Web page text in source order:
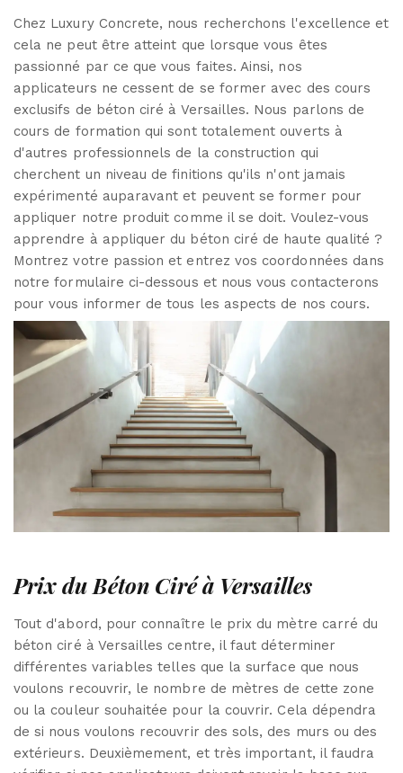
Chez Luxury Concrete, nous recherchons l'excellence et
cela ne peut être atteint que lorsque vous êtes
passionné par ce que vous faites. Ainsi, nos
applicateurs ne cessent de se former avec des cours
exclusifs de béton ciré à Versailles. Nous parlons de
cours de formation qui sont totalement ouverts à
d'autres professionnels de la construction qui
cherchent un niveau de finitions qu'ils n'ont jamais
expérimenté auparavant et peuvent se former pour
appliquer notre produit comme il se doit. Voulez-vous
apprendre à appliquer du béton ciré de haute qualité ?
Montrez votre passion et entrez vos coordonnées dans
notre formulaire ci-dessous et nous vous contacterons
pour vous informer de tous les aspects de nos cours.
Prix du Béton Ciré à Versailles
Tout d'abord, pour connaître le prix du mètre carré du
béton ciré à Versailles centre, il faut déterminer
différentes variables telles que la surface que nous
voulons recouvrir, le nombre de mètres de cette zone
ou la couleur souhaitée pour la couvrir. Cela dépendra
de si nous voulons recouvrir des sols, des murs ou des
extérieurs. Deuxièmement, et très important, il faudra